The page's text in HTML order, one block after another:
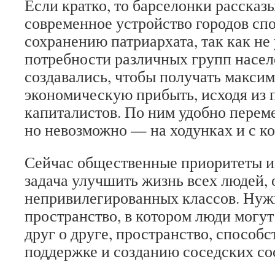
Если кратко, то барселонки
современное устройство городов
сохранению патриархата, так как
потребности различных групп
создавались, чтобы получать
экономическую прибыть, исходя из
капиталистов. По ним удобно
но невозможно — на ходунках и с
Сейчас общественные приоритеты
задача улучшить жизнь всех
непривилегированных классов.
пространство, в котором люди
друг о друге, пространство,
поддержке и созданию соседских